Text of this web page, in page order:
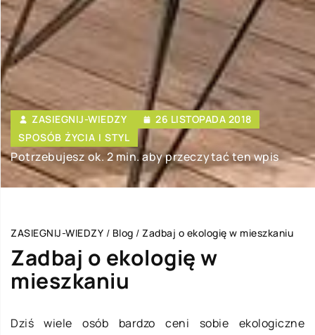
ZASIEGNIJ-WIEDZY
26 LISTOPADA 2018
SPOSÓB ŻYCIA I STYL
Potrzebujesz ok. 2 min. aby przeczytać ten wpis
ZASIEGNIJ-WIEDZY / Blog / Zadbaj o ekologię w mieszkaniu
Zadbaj o ekologię w
mieszkaniu
Dziś wiele osób bardzo ceni sobie ekologiczne